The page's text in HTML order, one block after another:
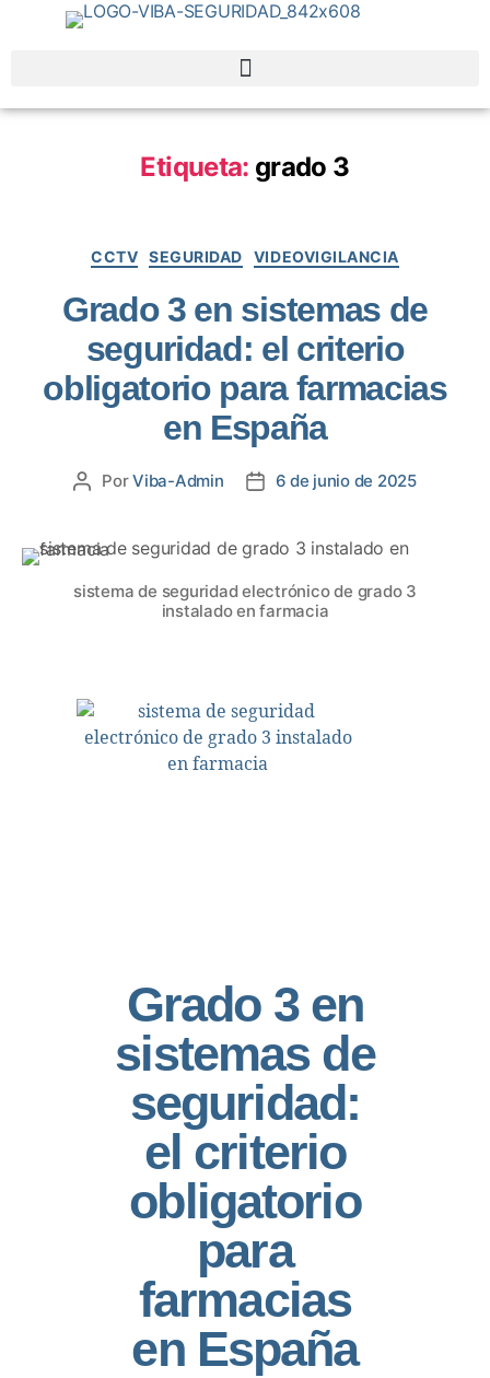
Etiqueta: grado 3
CCTV SEGURIDAD VIDEOVIGILANCIA
Grado 3 en sistemas de
seguridad: el criterio
obligatorio para farmacias
en España
PorViba-Admin 6 de junio de 2025
sistema de seguridad electrónico de grado 3
instalado en farmacia
Grado 3 en
sistemas de
seguridad:
el criterio
obligatorio
para
farmacias
en España